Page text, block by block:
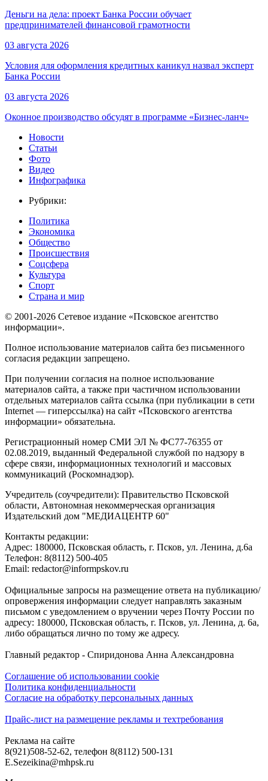
Деньги на дела: проект Банка России обучает
предпринимателей финансовой грамотности
03 августа 2026
Условия для оформления кредитных каникул назвал эксперт
Банка России
03 августа 2026
Оконное производство обсудят в программе «Бизнес-ланч»
Новости
Статьи
Фото
Видео
Инфографика
Рубрики:
Политика
Экономика
Общество
Происшествия
Соцсфера
Культура
Спорт
Страна и мир
© 2001-2026 Сетевое издание «Псковское агентство
информации».
Полное использование материалов сайта без письменного
согласия редакции запрещено.
При получении согласия на полное использование
материалов сайта, а также при частичном использовании
отдельных материалов сайта ссылка (при публикации в сети
Internet — гиперссылка) на сайт «Псковского агентства
информации» обязательна.
Регистрационный номер СМИ ЭЛ № ФС77-76355 от
02.08.2019, выданный Федеральной службой по надзору в
сфере связи, информационных технологий и массовых
коммуникаций (Роскомнадзор).
Учредитель (соучредители): Правительство Псковской
области, Автономная некоммерческая организация
Издательский дом "МЕДИАЦЕНТР 60"
Контакты редакции:
Адреc: 180000, Псковская область, г. Псков, ул. Ленина, д.6а
Телефон: 8(8112) 500-405
Email: redactor@informpskov.ru
Официальные запросы на размещение ответа на публикацию/
опровержения информации следует направлять заказным
письмом с уведомлением о вручении через Почту России по
адресу: 180000, Псковская область, г. Псков, ул. Ленина, д. 6а,
либо обращаться лично по тому же адресу.
Главный редактор - Спиридонова Анна Александровна
Соглашение об использовании cookie
Политика конфиденциальности
Согласие на обработку персональных данных
Прайс-лист на размещение рекламы и техтребования
Реклама на сайте
8(921)508-52-62, телефон 8(8112) 500-131
E.Sezeikina@mhpsk.ru